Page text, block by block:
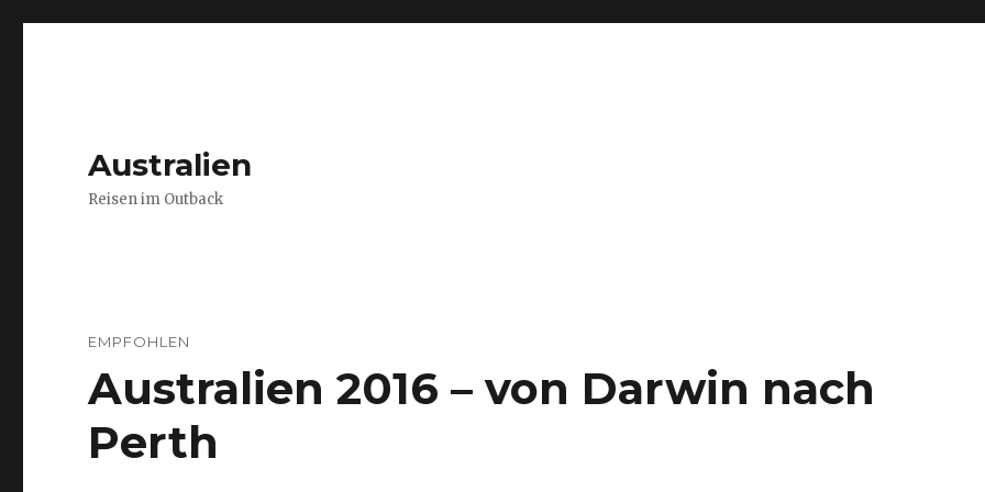
Australien
Reisen im Outback
EMPFOHLEN
Australien 2016 – von Darwin nach
Perth